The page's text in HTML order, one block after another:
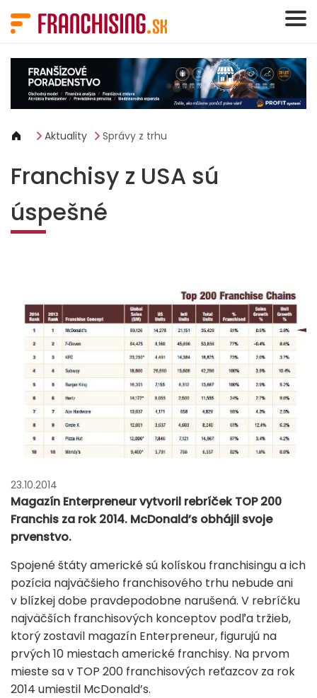
Aktuality Správy z trhu
Franchisy z USA sú
úspešné
23.10.2014
Magazín Enterpreneur vytvoril rebríček TOP 200
Franchis za rok 2014. McDonald’s obhájil svoje
prvenstvo.
Spojené štáty americké sú kolískou franchisingu a ich
pozícia najväčšieho franchisového trhu nebude ani
v blízkej dobe pravdepodobne narušená. V rebríčku
najväčších franchisových konceptov podľa tržieb,
ktorý zostavil magazín Enterpreneur, figurujú na
prvých 10 miestach americké franchisy. Na prvom
mieste sa v TOP 200 franchisových reťazcov za rok
2014 umiestil McDonald’s.